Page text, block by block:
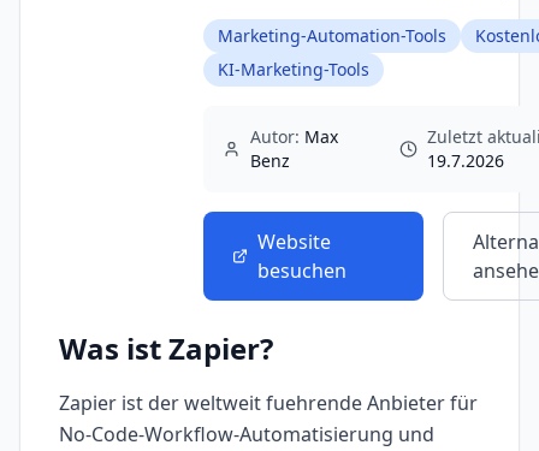
Marketing-Automation-Tools
KI-Marketing-Tools
Autor: Max
Benz
Zuletzt
19.7.2026
Website
besuchen
Was istZapier?
Zapier ist der weltweit fuehrende Anbieter für
No-Code-Workflow-Automatisierung und